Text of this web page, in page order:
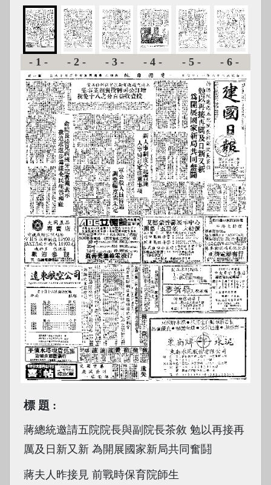
-1- -2- -3- -4- -5- -6-
標題
蔣總統邀請五院院長與副院長茶敘 勉以再接再
厲及日新又新 為開展國家新局共同奮鬪
蔣夫人昨接見 前戰時保育院師生